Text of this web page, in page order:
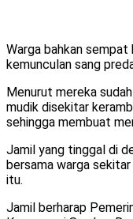
Warga bahkan
kemunculan sang
Menurut mereka
mudik disekitar
sehingga membuat
Jamil yang tinggal di
bersama warga
itu.
Jamil berharap